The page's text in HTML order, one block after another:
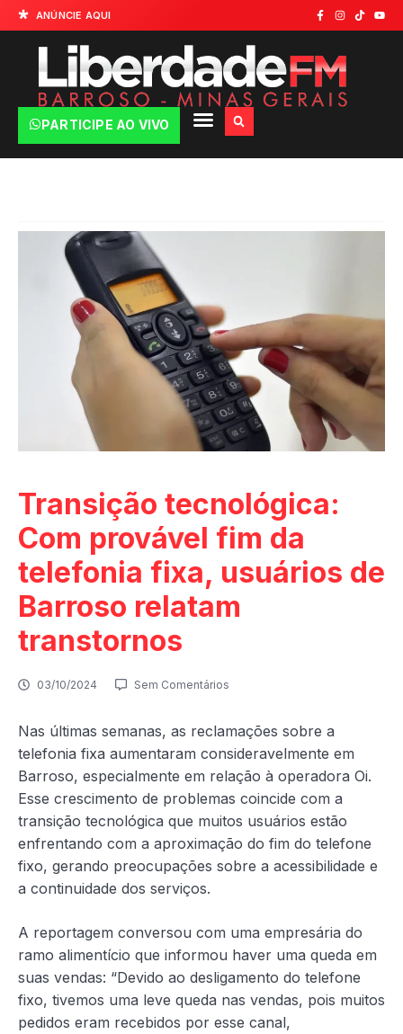
ANÚNCIE AQUI
PARTICIPE AO VIVO
Transição tecnológica:
Com provável fim da
telefonia fixa, usuários de
Barroso relatam
transtornos
03/10/2024 Sem Comentários
Nas últimas semanas, as reclamações sobre a
telefonia fixa aumentaram consideravelmente em
Barroso, especialmente em relação à operadora Oi.
Esse crescimento de problemas coincide com a
transição tecnológica que muitos usuários estão
enfrentando com a aproximação do fim do telefone
fixo, gerando preocupações sobre a acessibilidade e
a continuidade dos serviços.
A reportagem conversou com uma empresária do
ramo alimentício que informou haver uma queda em
suas vendas: “Devido ao desligamento do telefone
fixo, tivemos uma leve queda nas vendas, pois muitos
pedidos eram recebidos por esse canal,